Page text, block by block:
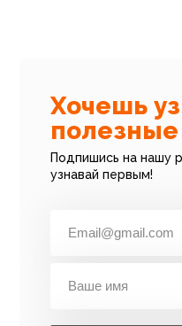
Хочешь
полезные
Подпишись на нашу
узнавай первым!